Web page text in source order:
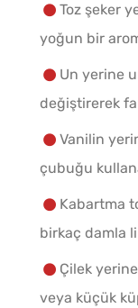
Toz şeker
yoğun bir
Un yerine
değiştirerek
Vanilin
çubuğu
Kabartma
birkaç damla
Çilek
veya küçük